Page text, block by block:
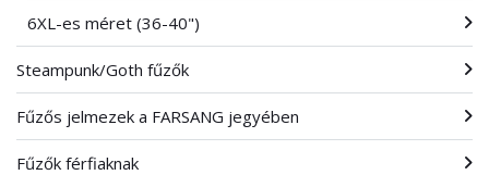
6XL-es méret (36-40")
Steampunk/Goth fűzők
Fűzős jelmezek a FARSANG jegyében
Fűzők férfiaknak